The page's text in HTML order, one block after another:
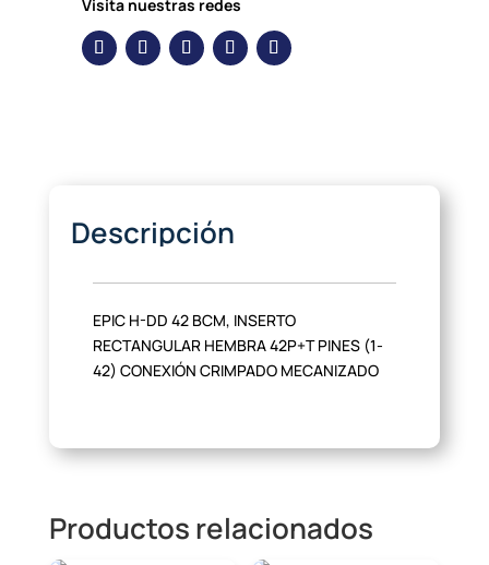
Visita nuestras redes
Descripción
EPIC H-DD 42 BCM, INSERTO
RECTANGULAR HEMBRA 42P+T PINES (1-
42) CONEXIÓN CRIMPADO MECANIZADO
Productos relacionados